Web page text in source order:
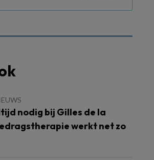
nodig bij Gilles de la
werkt net zo